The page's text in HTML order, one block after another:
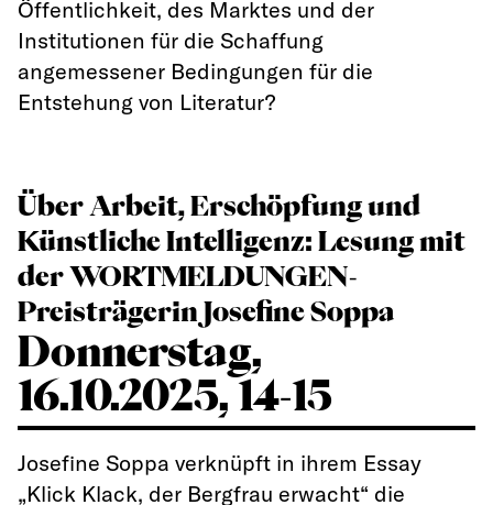
Öffentlichkeit, des Marktes und der
Institutionen für die Schaffung
angemessener Bedingungen für die
Entstehung von Literatur?
Über Arbeit, Erschöpfung und
Künstliche Intelligenz: Lesung mit
der WORTMELDUNGEN-
Preisträgerin Josefine Soppa
Donnerstag,
16.10.2025, 14-15
Josefine Soppa verknüpft in ihrem Essay
„Klick Klack, der Bergfrau erwacht“ die